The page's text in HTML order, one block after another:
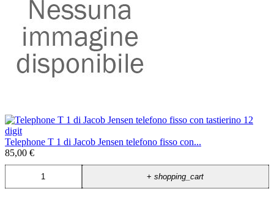
Telephone T 1 di Jacob Jensen telefono fisso con...
85,00 €
+shopping_cart